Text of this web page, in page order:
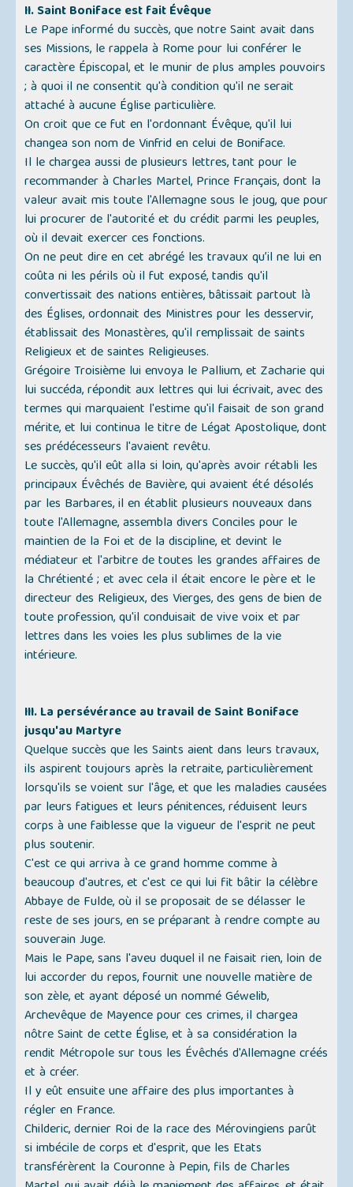
II. Saint Boniface est fait Évêque
Le Pape informé du succès, que notre Saint avait dans
ses Missions, le rappela à Rome pour lui conférer le
caractère Épiscopal, et le munir de plus amples pouvoirs
; à quoi il ne consentit qu'à condition qu'il ne serait
attaché à aucune Église particulière.
On croit que ce fut en l'ordonnant Évêque, qu'il lui
changea son nom de Vinfrid en celui de Boniface.
Il le chargea aussi de plusieurs lettres, tant pour le
recommander à Charles Martel, Prince Français, dont la
valeur avait mis toute l'Allemagne sous le joug, que pour
lui procurer de l'autorité et du crédit parmi les peuples,
où il devait exercer ces fonctions.
On ne peut dire en cet abrégé les travaux qu’il ne lui en
coûta ni les périls où il fut exposé, tandis qu'il
convertissait des nations entières, bâtissait partout là
des Églises, ordonnait des Ministres pour les desservir,
établissait des Monastères, qu'il remplissait de saints
Religieux et de saintes Religieuses.
Grégoire Troisième lui envoya le Pallium, et Zacharie qui
lui succéda, répondit aux lettres qui lui écrivait, avec des
termes qui marquaient l'estime qu'il faisait de son grand
mérite, et lui continua le titre de Légat Apostolique, dont
ses prédécesseurs l'avaient revêtu.
Le succès, qu'il eût alla si loin, qu'après avoir rétabli les
principaux Évêchés de Bavière, qui avaient été désolés
par les Barbares, il en établit plusieurs nouveaux dans
toute l'Allemagne, assembla divers Conciles pour le
maintien de la Foi et de la discipline, et devint le
médiateur et l'arbitre de toutes les grandes affaires de
la Chrétienté ; et avec cela il était encore le père et le
directeur des Religieux, des Vierges, des gens de bien de
toute profession, qu'il conduisait de vive voix et par
lettres dans les voies les plus sublimes de la vie
intérieure.
III. La persévérance au travail de Saint Boniface
jusqu'au Martyre
Quelque succès que les Saints aient dans leurs travaux,
ils aspirent toujours après la retraite, particulièrement
lorsqu'ils se voient sur l'âge, et que les maladies causées
par leurs fatigues et leurs pénitences, réduisent leurs
corps à une faiblesse que la vigueur de l'esprit ne peut
plus soutenir.
C'est ce qui arriva à ce grand homme comme à
beaucoup d'autres, et c'est ce qui lui fit bâtir la célèbre
Abbaye de Fulde, où il se proposait de se délasser le
reste de ses jours, en se préparant à rendre compte au
souverain Juge.
Mais le Pape, sans l'aveu duquel il ne faisait rien, loin de
lui accorder du repos, fournit une nouvelle matière de
son zèle, et ayant déposé un nommé Géwelib,
Archevêque de Mayence pour ces crimes, il chargea
nôtre Saint de cette Église, et à sa considération la
rendit Métropole sur tous les Évêchés d'Allemagne créés
et à créer.
Il y eût ensuite une affaire des plus importantes à
régler en France.
Childeric, dernier Roi de la race des Mérovingiens parût
si imbécile de corps et d'esprit, que les Etats
transférèrent la Couronne à Pepin, fils de Charles